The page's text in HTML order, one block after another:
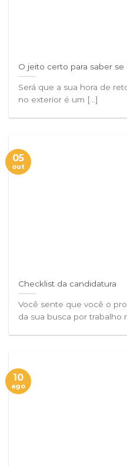
O jeito certo para saber se
Será que a sua hora de
no exterior é um [...]
Checklist da candidatura
Você sente que você o
da sua busca por trabalho
05
out
10
ago